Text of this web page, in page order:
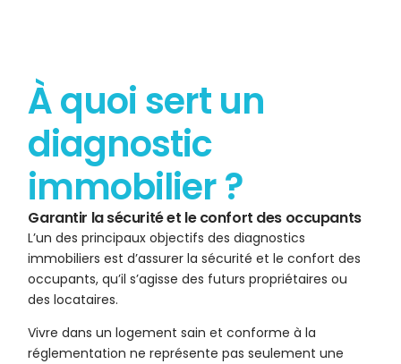
À quoi sert un
diagnostic
immobilier ?
Garantir la sécurité et le confort des occupants
L’un des principaux objectifs des diagnostics
immobiliers est d’assurer la sécurité et le confort des
occupants, qu’il s’agisse des futurs propriétaires ou
des locataires.
Vivre dans un logement sain et conforme à la
réglementation ne représente pas seulement une